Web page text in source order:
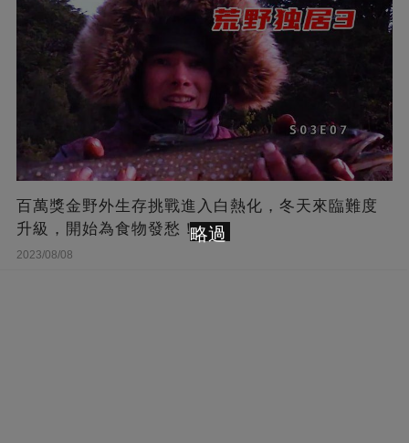
百萬獎金野外生存挑戰進入白熱化，冬天來臨難度
升級，開始為食物發愁！
2023/08/08
略過